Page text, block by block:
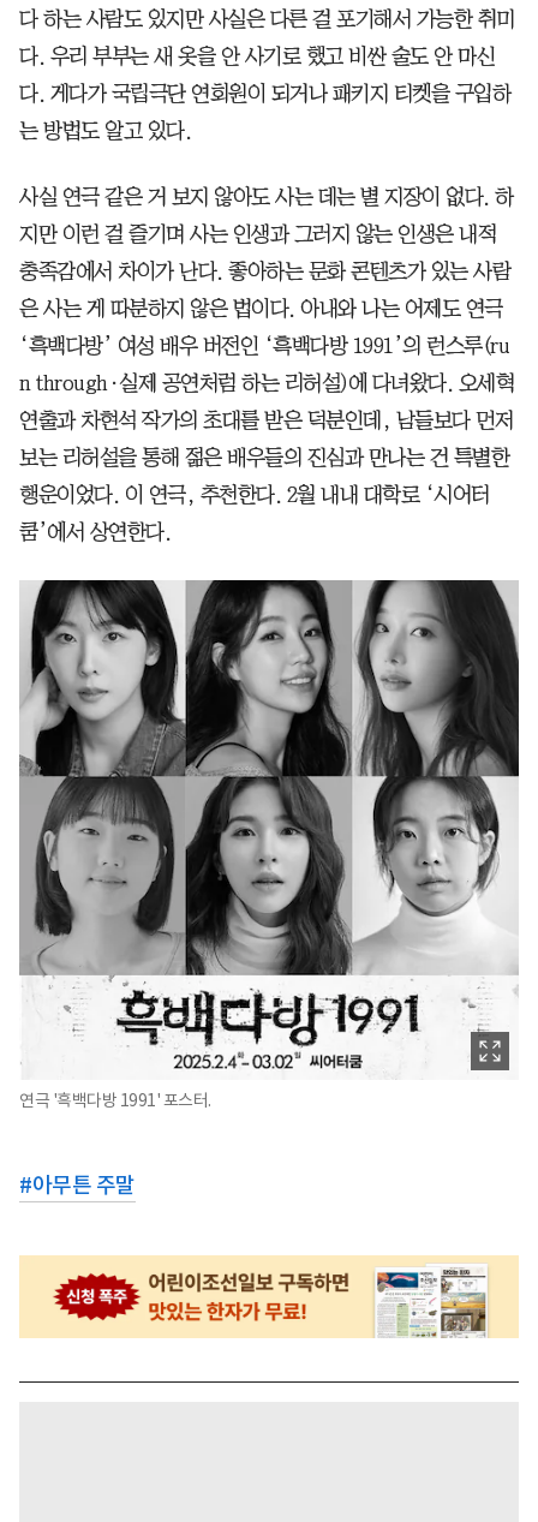
다 하는 사람도 있지만 사실은 다른 걸 포기해서 가능한 취미
다. 우리 부부는 새 옷을 안 사기로 했고 비싼 술도 안 마신
다. 게다가 국립극단 연회원이 되거나 패키지 티켓을 구입하
는 방법도 알고 있다.
사실 연극 같은 거 보지 않아도 사는 데는 별 지장이 없다. 하
지만 이런 걸 즐기며 사는 인생과 그러지 않는 인생은 내적
충족감에서 차이가 난다. 좋아하는 문화 콘텐츠가 있는 사람
은 사는 게 따분하지 않은 법이다. 아내와 나는 어제도 연극
‘흑백다방’ 여성 배우 버전인 ‘흑백다방 1991’의 런스루(ru
n through·실제 공연처럼 하는 리허설)에 다녀왔다. 오세혁
연출과 차현석 작가의 초대를 받은 덕분인데, 남들보다 먼저
보는 리허설을 통해 젊은 배우들의 진심과 만나는 건 특별한
행운이었다. 이 연극, 추천한다. 2월 내내 대학로 ‘시어터
쿰’에서 상연한다.
연극 '흑백다방 1991' 포스터.
#아무튼 주말